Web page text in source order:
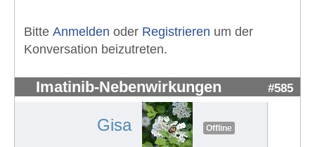
Bitte Anmelden oder Registrieren um der
Konversation beizutreten.
Imatinib-Nebenwirkungen #585
Gisa Offline